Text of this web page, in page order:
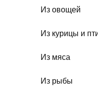
Из овощей
Из курицы и
Из мяса
Из рыбы